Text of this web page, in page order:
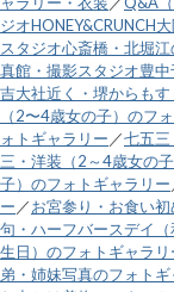
ジオHONEY&CRUNCH
スタジオ心斎橋・北堀
真館・撮影スタジオ豊
吉大社近く・堺からもす
（2〜4歳女の子）のフ
ォトギャラリー／七五
三・洋装（2～4歳女の
子）のフォトギャラリー
ー／お宮参り・お食い
句・ハーフバースデイ
生日）のフォトギャラリ
弟・姉妹写真のフォト